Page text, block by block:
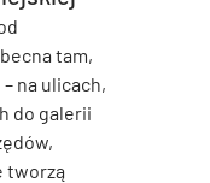
tam,
na ulicach,
do galerii
tworzą